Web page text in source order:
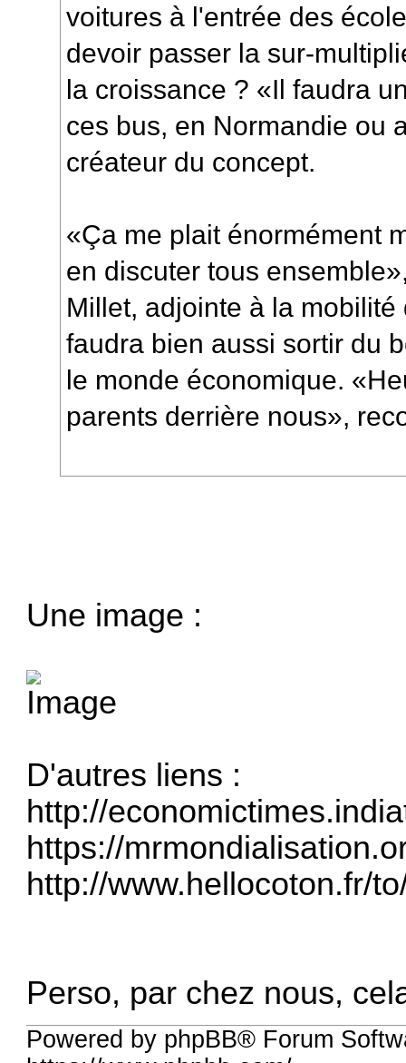
voitures à l'entrée des
devoir passer la sur-
la croissance ? «Il faudra
ces bus, en Normandie ou
créateur du concept.
«Ça me plait énormément
en discuter tous
Millet, adjointe à la
faudra bien aussi sortir du
le monde économique.
parents derrière nous»,
Une image :
D'autres liens :
http://
https://
http://www.hellocoton.fr/
Perso, par chez nous,
Powered by phpBB® Forum